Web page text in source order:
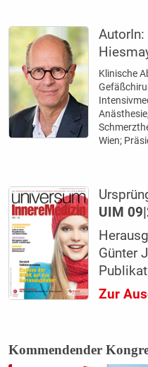
AutorIn:
Klinische
Wien;
UIM
Günter
Zur
Kommendender